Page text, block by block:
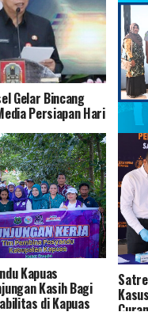
Gelar Bincang
Persiapan Hari
Bank
Kapuas
Kasih Bagi
di Kapuas